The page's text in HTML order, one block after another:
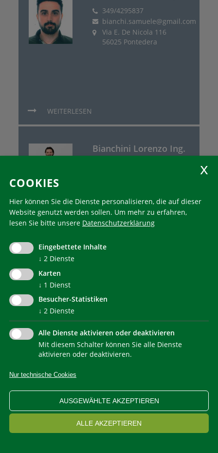
349/4295837
bianchi.samuele@gmail.com
Via E. De Nicola 116
56025 Pontedera
WEITERLESEN
Bianchini Lorenzo Ing.
Bidese Paolo Arch.
333/4469126
paolo.bidese@gmail.com
Conti San Martino 4
10081 Castellamonte
WEITERLESEN
COOKIES
Hier können Sie die Dienste personalisieren, die auf dieser
Website genutzt werden sollen. Um mehr zu erfahren,
lesen Sie bitte unsere Datenschutzerklärung
Eingebettete Inhalte
↓ 2 Dienste
Karten
↓ 1 Dienst
Besucher-Statistiken
↓ 2 Dienste
Alle Dienste aktivieren oder deaktivieren
Mit diesem Schalter können Sie alle Dienste
aktivieren oder deaktivieren.
Nur technische Cookies
AUSGEWÄHLTE AKZEPTIEREN
ALLE AKZEPTIEREN